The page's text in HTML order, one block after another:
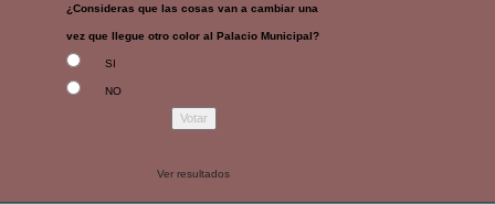
¿Consideras que las cosas van a cambiar una
vez que llegue otro color al Palacio Municipal?
SI
NO
Ver resultados